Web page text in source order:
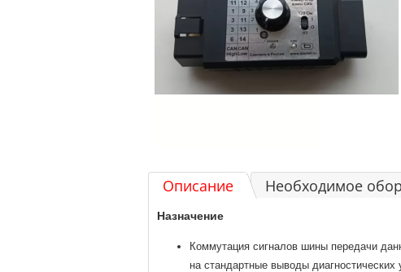
Описание Необходимое
Назначение
Коммутация сигналов шины передачи
на стандартные выводы